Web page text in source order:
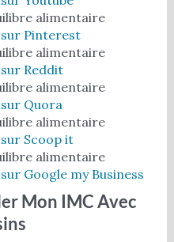
alimentaire
Pinterest
alimentaire
Reddit
alimentaire
Quora
alimentaire
Scoop it
alimentaire
Google my Business
Mon IMC Avec